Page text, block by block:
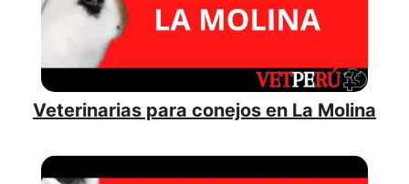
Veterinarias para conejos en La Molina